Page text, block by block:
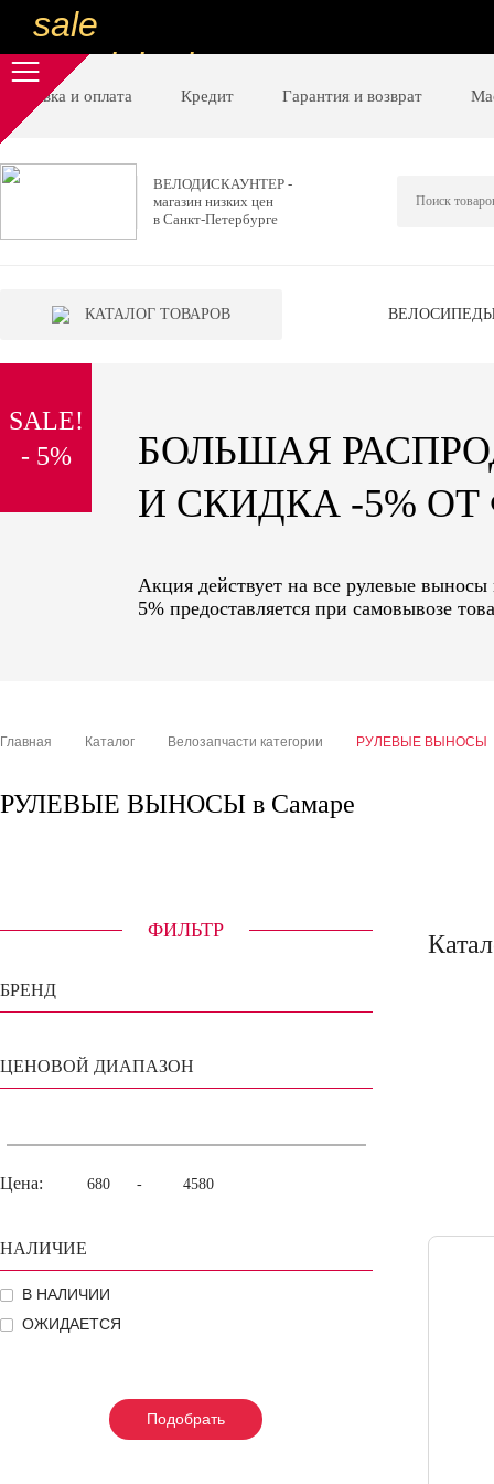
sale
special price
sale
низкие цены
вот дешево
special price
sale
надо брать
sale
Доставка и оплата Кредит Гарантия и возврат
ВЕЛОДИСКАУНТЕР -
магазин низких цен
в Санкт-Петербурге
КАТАЛОГ ТОВАРОВ
SALE!
- 5%
БОЛЬШАЯ
И СКИДКА -5%
Акция действует на все рулевые
5% предоставляется при самовывозе
Главная Каталог Велозапчасти категории РУЛЕВЫЕ ВЫНОСЫ
РУЛЕВЫЕ ВЫНОСЫ в Самаре
ФИЛЬТР
БРЕНД
ЦЕНОВОЙ ДИАПАЗОН
Цена: -
НАЛИЧИЕ
В НАЛИЧИИ
ОЖИДАЕТСЯ
Подобрать
Подобрать
Подобрать